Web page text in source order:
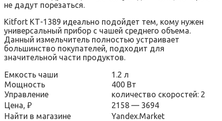
не дадут порезаться.
Kitfort КТ-1389 идеально подойдет тем, кому нужен
универсальный прибор с чашей среднего объема.
Данный измельчитель полностью устраивает
большинство покупателей, подходит для
значительной части продуктов.
Емкость чаши
1.2 л
Мощность
400 Вт
Управление
количество скоростей: 2
Цена, ₽
2158 — 3694
Найти в магазине
Yandex.Market